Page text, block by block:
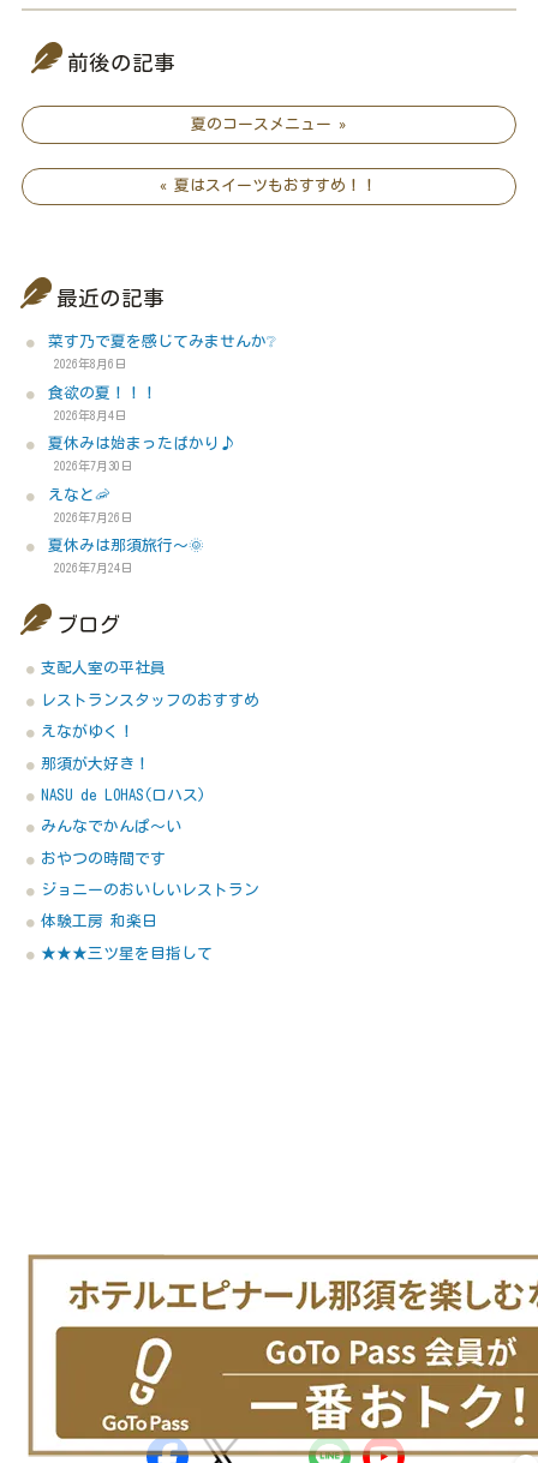
前後の記事
夏のコースメニュー »
« 夏はスイーツもおすすめ！！
最近の記事
菜す乃で夏を感じてみませんか❔
2026年8月6日
食欲の夏！！！
2026年8月4日
夏休みは始まったばかり♪
2026年7月30日
えなと🦐
2026年7月26日
夏休みは那須旅行～🌞
2026年7月24日
ブログ
支配人室の平社員
レストランスタッフのおすすめ
えながゆく！
那須が大好き！
NASU de LOHAS(ロハス)
みんなでかんぱ～い
おやつの時間です
ジョニーのおいしいレストラン
体験工房 和楽日
★★★三ツ星を目指して